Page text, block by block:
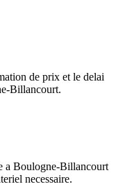
de prix et le delai
Billancourt.
a Boulogne-Billancourt
necessaire.